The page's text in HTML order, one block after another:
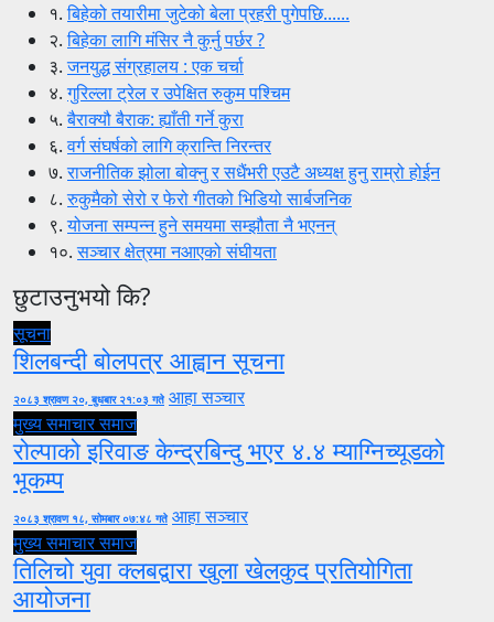
१.बिहेको तयारीमा जुटेको बेला प्रहरी पुगेपछि......
२.बिहेका लागि मंसिर नै कुर्नु पर्छर ?
३.जनयुद्ध संग्रहालय : एक चर्चा
४.गुरिल्ला ट्रेल र उपेक्षित रुकुम पश्चिम
५.बैराक्यौ बैराक: ह्याँती गर्ने कुरा
६.वर्ग संघर्षको लागि क्रान्ति निरन्तर
७.राजनीतिक झोला बोक्नु र सधैंभरी एउटै अध्यक्ष हुनु राम्रो होईन
८.रुकुमैको सेरो र फेरो गीतको भिडियो सार्बजनिक
९.योजना सम्पन्न हुने समयमा सम्झौता नै भएनन्
१०.सञ्चार क्षेत्रमा नआएको संघीयता
छुटाउनुभयो कि?
सूचना
शिलबन्दी बोलपत्र आह्वान सूचना
२०८३ श्रावण २०, बुधबार २१:०३ गते आहा सञ्चार
मुख्य समाचारसमाज
रोल्पाको इरिवाङ केन्द्रबिन्दु भएर ४.४ म्याग्निच्यूडको
भूकम्प
२०८३ श्रावण १८, सोमबार ०७:४८ गते आहा सञ्चार
मुख्य समाचारसमाज
तिलिचो युवा क्लबद्वारा खुला खेलकुद प्रतियोगिता
आयोजना